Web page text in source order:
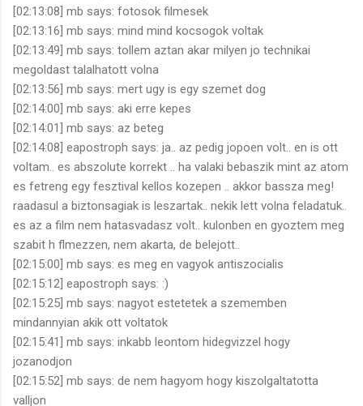
[02:13:08] mb says: fotosok filmesek
[02:13:16] mb says: mind mind kocsogok voltak
[02:13:49] mb says: tollem aztan akar milyen jo technikai
megoldast talalhatott volna
[02:13:56] mb says: mert ugy is egy szemet dog
[02:14:00] mb says: aki erre kepes
[02:14:01] mb says: az beteg
[02:14:08] eapostroph says: ja.. az pedig jopoen volt.. en is ott
voltam.. es abszolute korrekt .. ha valaki bebaszik mint az atom
es fetreng egy fesztival kellos kozepen .. akkor bassza meg!
raadasul a biztonsagiak is leszartak.. nekik lett volna feladatuk..
es az a film nem hatasvadasz volt.. kulonben en gyoztem meg
szabit h flmezzen, nem akarta, de belejott..
[02:15:00] mb says: es meg en vagyok antiszocialis
[02:15:12] eapostroph says: :)
[02:15:25] mb says: nagyot estetetek a szememben
mindannyian akik ott voltatok
[02:15:41] mb says: inkabb leontom hidegvizzel hogy
jozanodjon
[02:15:52] mb says: de nem hagyom hogy kiszolgaltatotta
valljon